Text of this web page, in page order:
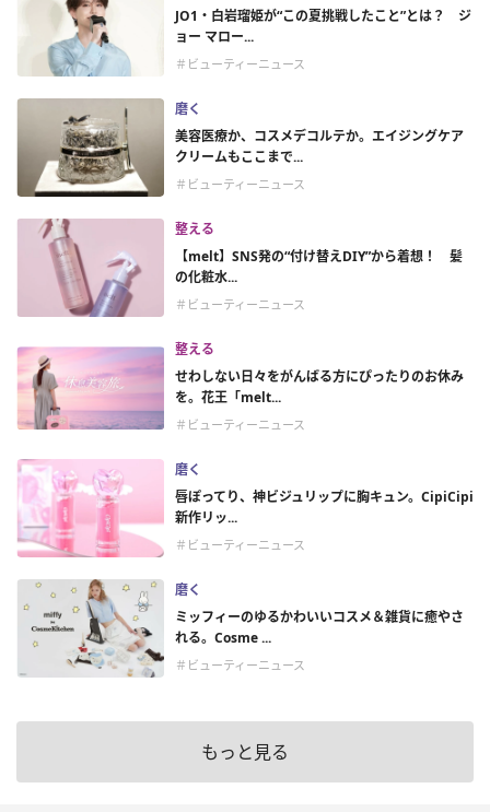
JO1・白岩瑠姫が“この夏挑戦したこと”とは？ ジ
ョー マロー...
＃ビューティーニュース
磨く
美容医療か、コスメデコルテか。エイジングケア
クリームもここまで...
＃ビューティーニュース
整える
【melt】SNS発の“付け替えDIY”から着想！ 髪
の化粧水...
＃ビューティーニュース
整える
せわしない日々をがんばる方にぴったりのお休み
を。花王「melt...
＃ビューティーニュース
磨く
唇ぽってり、神ビジュリップに胸キュン。CipiCipi
新作リッ...
＃ビューティーニュース
磨く
ミッフィーのゆるかわいいコスメ＆雑貨に癒やさ
れる。Cosme ...
＃ビューティーニュース
もっと見る